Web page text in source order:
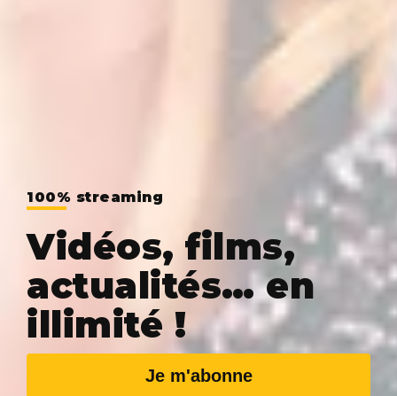
100% streaming
Vidéos, films,
actualités… en
illimité !
Je m'abonne